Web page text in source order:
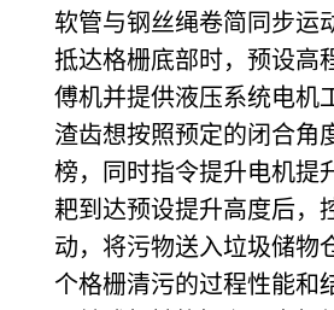
软管与钢丝绳卷简同步运
抵达格栅底部时，预设高
傅机并提供液压系统电机
渣齿想按照预定的闭合角
榜，同时指令提升电机提
耙到达预设提升高度后，
动，将污物送入垃圾储物
个格栅清污的过程性能和